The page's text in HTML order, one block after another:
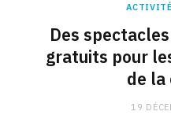
Des
gratuits pour
de
19